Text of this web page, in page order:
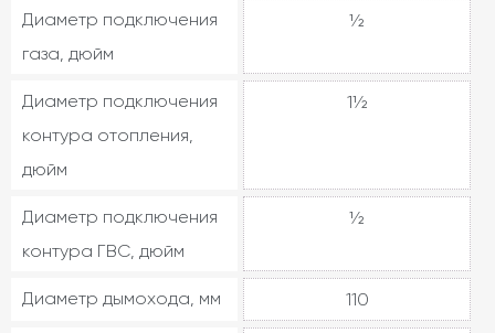
Диаметр подключения
газа, дюйм
½
Диаметр подключения
контура отопления,
дюйм
1½
Диаметр подключения
контура ГВС, дюйм
½
Диаметр дымохода, мм 110